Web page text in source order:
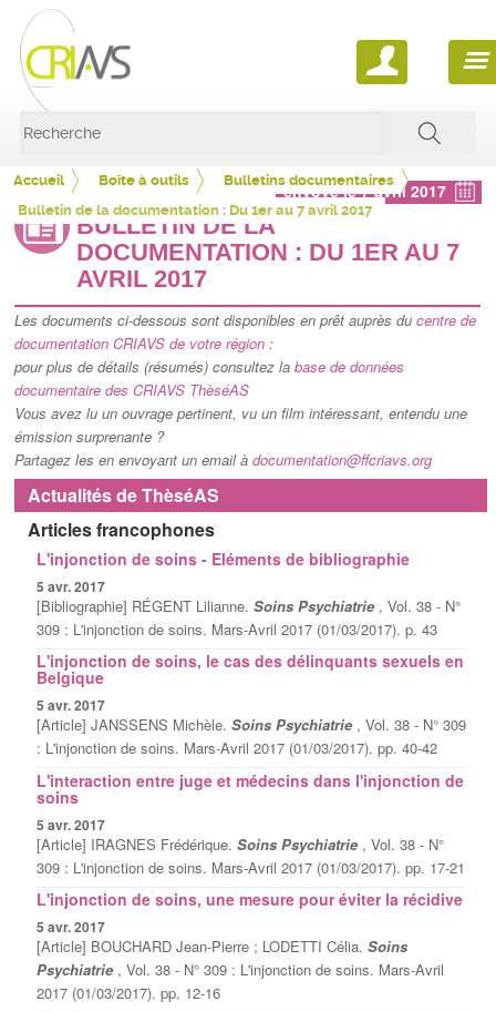
Qu'est-ce qu'un CRIAVS ?
La FFCRIAVS
Réseau documentaire
Partenaires
NOS ACTIONS
S.T.O.P
L'audition publique 2025
Définitions et états des lieux
Contexte social et environnemental
De l'évaluation à l'accompagnement
La prévention et ses acteurs
Comité d'organisation 2025
Commission d'audition
Les experts
Groupe Biblio
L'audition publique 2018
Les journées d'étude nationales des CRIAVS
L'agenda des CRIAVS
CIFAS Montpellier 2019
BOÎTE À OUTILS
Les Mémentos de la FFCRIAVS
Outils de prévention
Bulletins documentaires
Documents
Publications
THÈSÉAS
NOUS CONTACTER
Votre CRIAVS
La FFCRIAVS
Accueil Boîte à outils
Bulletins documentaires
Bulletin de la documentation : Du 1er au 7 avril 2017
BULLETIN DE LA
DOCUMENTATION : DU 1ER AU 7
AVRIL 2017
envoyé le 7 avril 2017
Les documents ci-dessous sont disponibles en prêt auprès ducentre de
documentation CRIAVS de votre région :
pour plus de détails (résumés) consultez labase de données
documentaire des CRIAVS ThèséAS
Vous avez lu un ouvrage pertinent, vu un film intéressant, entendu une
émission surprenante ?
Partagez les en envoyant un email àdocumentation@ffcriavs.org
Actualités de ThèséAS
Articles francophones
L'injonction de soins - Eléments de bibliographie
5 avr. 2017
[Bibliographie] RÉGENT Lilianne. Soins Psychiatrie , Vol. 38 - N°
309 : L'injonction de soins. Mars-Avril 2017 (01/03/2017). p. 43
L'injonction de soins, le cas des délinquants sexuels en
Belgique
5 avr. 2017
[Article] JANSSENS Michèle. Soins Psychiatrie , Vol. 38 - N° 309
: L'injonction de soins. Mars-Avril 2017 (01/03/2017). pp. 40-42
L'interaction entre juge et médecins dans l'injonction de
soins
5 avr. 2017
[Article] IRAGNES Frédérique. Soins Psychiatrie , Vol. 38 - N°
309 : L'injonction de soins. Mars-Avril 2017 (01/03/2017). pp. 17-21
L'injonction de soins, une mesure pour éviter la récidive
5 avr. 2017
[Article] BOUCHARD Jean-Pierre ; LODETTI Célia. Soins
Psychiatrie , Vol. 38 - N° 309 : L'injonction de soins. Mars-Avril
2017 (01/03/2017). pp. 12-16